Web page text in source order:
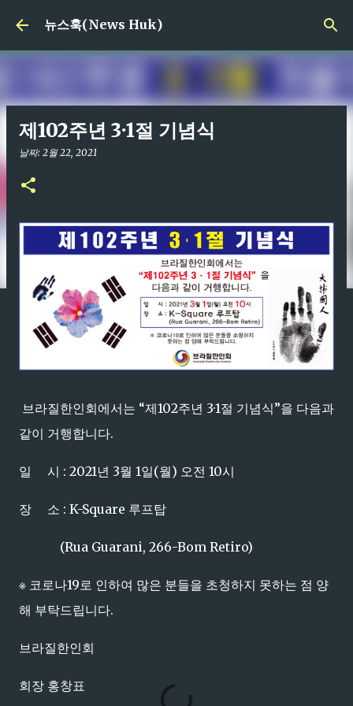
기본 콘텐츠로 건너뛰기
뉴스훅(News Huk)
제102주년 3·1절 기념식
날짜: 2월 22, 2021
브라질한인회에서는 “제102주년 3·1절 기념식”을 다음과
같이 거행합니다.
일 시 : 2021년 3월 1일(월) 오전 10시
장 소 : K-Square 루프탑
(Rua Guarani, 266-Bom Retiro)
※ 코로나19로 인하여 많은 분들을 초청하지 못하는 점 양
해 부탁드립니다.
브라질한인회
회장 홍창표